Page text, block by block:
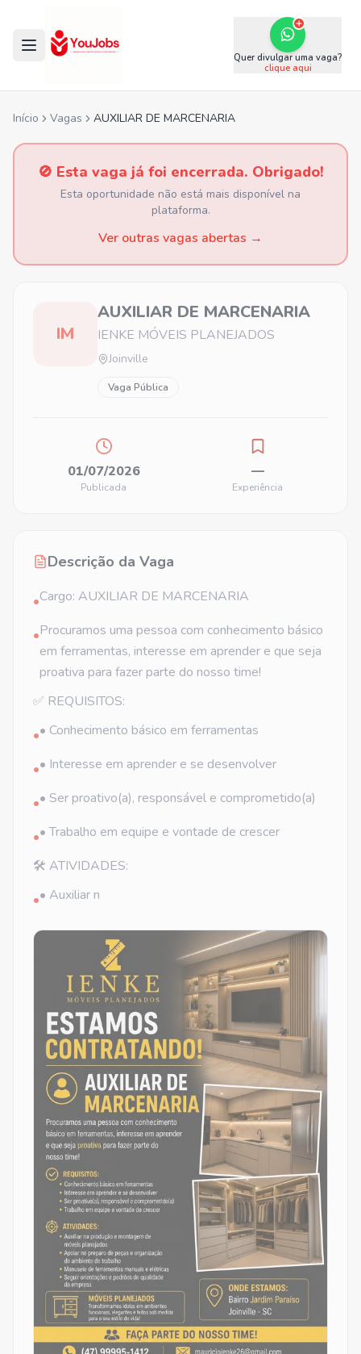
Quer divulgar uma vaga?
clique aqui
Início Vagas AUXILIAR DE MARCENARIA
🚫 Esta vaga já foi encerrada. Obrigado!
Esta oportunidade não está mais disponível na
plataforma.
Ver outras vagas abertas →
IM
AUXILIAR DE MARCENARIA
IENKE MÓVEIS PLANEJADOS
Joinville
Vaga Pública
01/07/2026
Publicada
—
Experiência
Descrição da Vaga
•Cargo: AUXILIAR DE MARCENARIA
•Procuramos uma pessoa com conhecimento básico
em ferramentas, interesse em aprender e que seja
proativa para fazer parte do nosso time!
✅ REQUISITOS:
•• Conhecimento básico em ferramentas
•• Interesse em aprender e se desenvolver
•• Ser proativo(a), responsável e comprometido(a)
•• Trabalho em equipe e vontade de crescer
🛠️ ATIVIDADES:
•• Auxiliar n